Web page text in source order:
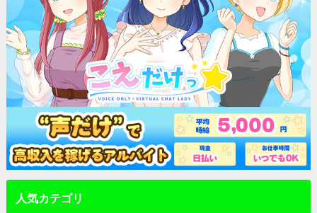
人気カテゴリ